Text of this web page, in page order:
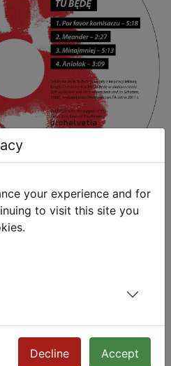
utwór Fantazmana? Następna
Następna
your experience and for
to visit this site you
Decline Accept